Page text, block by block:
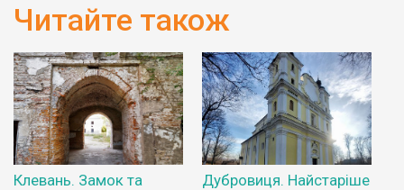
Читайте також
Клевань. Замок та
Дубровиця. Найстаріше